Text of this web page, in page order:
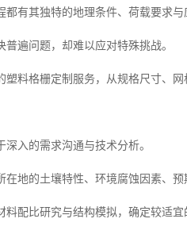
都有其独特的地理条件、荷载要求与
遍问题，却难以应对特殊挑战。
塑料格栅定制服务，从规格尺寸、
入的需求沟通与技术分析。
在地的土壤特性、环境腐蚀因素、预
料配比研究与结构模拟，确定较适